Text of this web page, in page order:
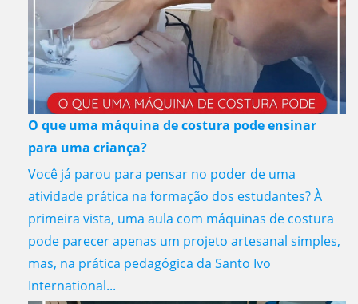
O que uma máquina de costura pode ensinar
para uma criança?
Você já parou para pensar no poder de uma
atividade prática na formação dos estudantes? À
primeira vista, uma aula com máquinas de costura
pode parecer apenas um projeto artesanal simples,
mas, na prática pedagógica da Santo Ivo
International...